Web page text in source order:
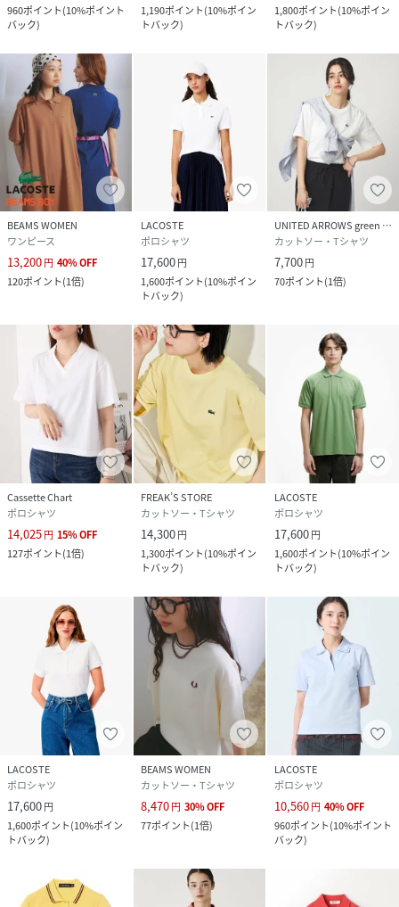
960ポイント(10%ポイント
バック)
1,190ポイント(10%ポイン
トバック)
1,800ポイント(10%ポイン
トバック)
BEAMS WOMEN
ワンピース
13,200円 40%OFF
120ポイント(1倍)
LACOSTE
ポロシャツ
17,600円
1,600ポイント(10%ポイン
トバック)
UNITED ARROWS green label relaxing
カットソー・Tシャツ
7,700円
70ポイント(1倍)
Cassette Chart
ポロシャツ
14,025円 15%OFF
127ポイント(1倍)
FREAK’S STORE
カットソー・Tシャツ
14,300円
1,300ポイント(10%ポイン
トバック)
LACOSTE
ポロシャツ
17,600円
1,600ポイント(10%ポイン
トバック)
LACOSTE
ポロシャツ
17,600円
1,600ポイント(10%ポイン
トバック)
BEAMS WOMEN
カットソー・Tシャツ
8,470円 30%OFF
77ポイント(1倍)
LACOSTE
ポロシャツ
10,560円 40%OFF
960ポイント(10%ポイント
バック)